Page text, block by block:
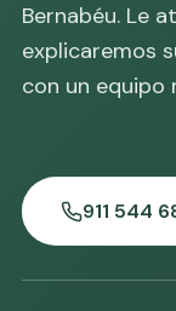
Bernabéu. Le
explicaremos
con un equipo
911 544